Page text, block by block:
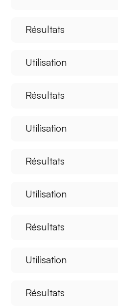
Résultats
Utilisation
Résultats
Utilisation
Résultats
Utilisation
Résultats
Utilisation
Résultats